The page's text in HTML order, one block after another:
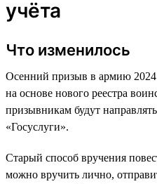
учёта
Что изменилось
Осенний призыв в армию 2024
на основе нового реестра
призывникам будут
«Госуслуги».
Старый способ вручения
можно вручить лично,